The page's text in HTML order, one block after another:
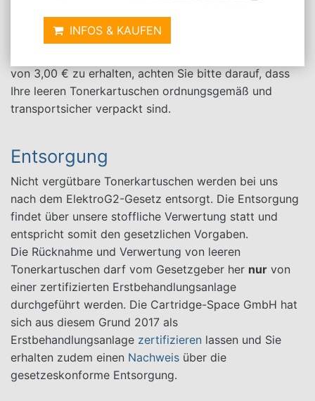
von uns monatlich angepasst.
von 3,00 € zu erhalten, achten Sie bitte darauf, dass
Ihre leeren Tonerkartuschen ordnungsgemäß und
transportsicher verpackt sind.
Entsorgung
Nicht vergütbare Tonerkartuschen werden bei uns
nach dem ElektroG2-Gesetz entsorgt. Die Entsorgung
findet über unsere stoffliche Verwertung statt und
entspricht somit den gesetzlichen Vorgaben.
Die Rücknahme und Verwertung von leeren
Tonerkartuschen darf vom Gesetzgeber her nur von
einer zertifizierten Erstbehandlungsanlage
durchgeführt werden. Die Cartridge-Space GmbH hat
sich aus diesem Grund 2017 als
Erstbehandlungsanlage zertifizieren lassen und Sie
erhalten zudem einen Nachweis über die
gesetzeskonforme Entsorgung.
INFOS & KAUFEN